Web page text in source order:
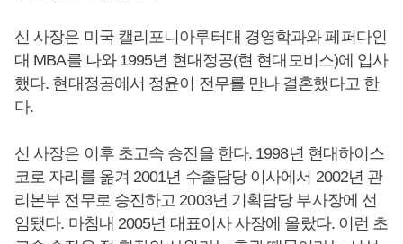
신 사장은 미국 캘리포니아루터대 경영학과와 페퍼다인
대 MBA를 나와 1995년 현대정공(현 현대모비스)에 입사
했다. 현대정공에서 정윤이 전무를 만나 결혼했다고 한
다.
신 사장은 이후 초고속 승진을 한다. 1998년 현대하이스
코로 자리를 옮겨 2001년 수출담당 이사에서 2002년 관
리본부 전무로 승진하고 2003년 기획담당 부사장에 선
임됐다. 마침내 2005년 대표이사 사장에 올랐다. 이런 초